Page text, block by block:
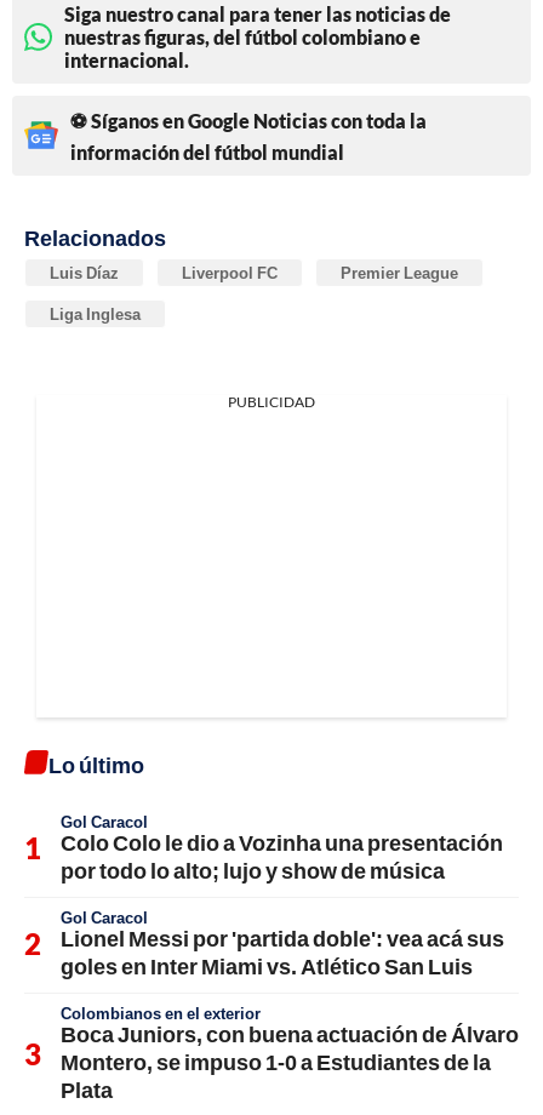
Siga nuestro canal para tener las noticias de
nuestras figuras, del fútbol colombiano e
internacional.
⚽ Síganos en Google Noticias con toda la
información del fútbol mundial
Relacionados
Luis Díaz Liverpool FC Premier League
Liga Inglesa
PUBLICIDAD
Lo último
Gol Caracol
Colo Colo le dio a Vozinha una presentación
por todo lo alto; lujo y show de música
Gol Caracol
Lionel Messi por 'partida doble': vea acá sus
goles en Inter Miami vs. Atlético San Luis
Colombianos en el exterior
Boca Juniors, con buena actuación de Álvaro
Montero, se impuso 1-0 a Estudiantes de la
Plata